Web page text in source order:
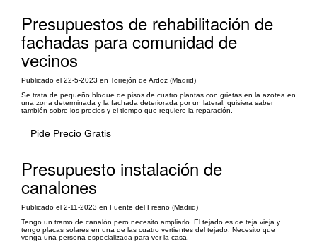
Presupuestos de rehabilitación de
fachadas para comunidad de
vecinos
Publicado el 22-5-2023 en Torrejón de Ardoz (Madrid)
Se trata de pequeño bloque de pisos de cuatro plantas con grietas en la azotea en
una zona determinada y la fachada deteriorada por un lateral, quisiera saber
también sobre los precios y el tiempo que requiere la reparación.
Pide Precio Gratis
Presupuesto instalación de
canalones
Publicado el 2-11-2023 en Fuente del Fresno (Madrid)
Tengo un tramo de canalón pero necesito ampliarlo. El tejado es de teja vieja y
tengo placas solares en una de las cuatro vertientes del tejado. Necesito que
venga una persona especializada para ver la casa.